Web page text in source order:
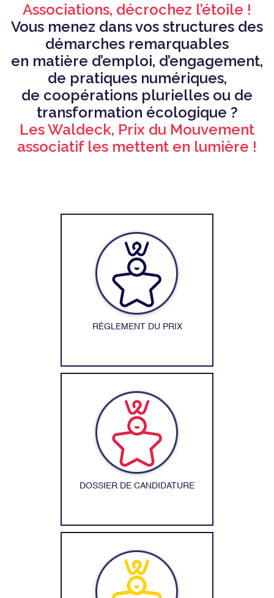
Associations, décrochez l’étoile !
Vous menez dans vos structures des
démarches remarquables
en matière d’emploi, d’engagement,
de pratiques numériques,
de coopérations plurielles ou de
transformation écologique ?
Les Waldeck, Prix du Mouvement
associatif les mettent en lumière !
RÈGLEMENT DU PRIX
DOSSIER DE CANDIDATURE